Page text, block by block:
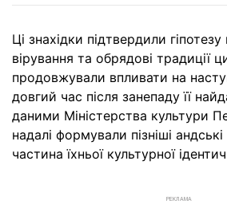
Ці знахідки підтвердили
вірування та обрядові традиції
продовжували впливати на
довгий час після занепаду її
даними Міністерства культури
надалі формували пізніші
частина їхньої культурної
РЕКЛАМА